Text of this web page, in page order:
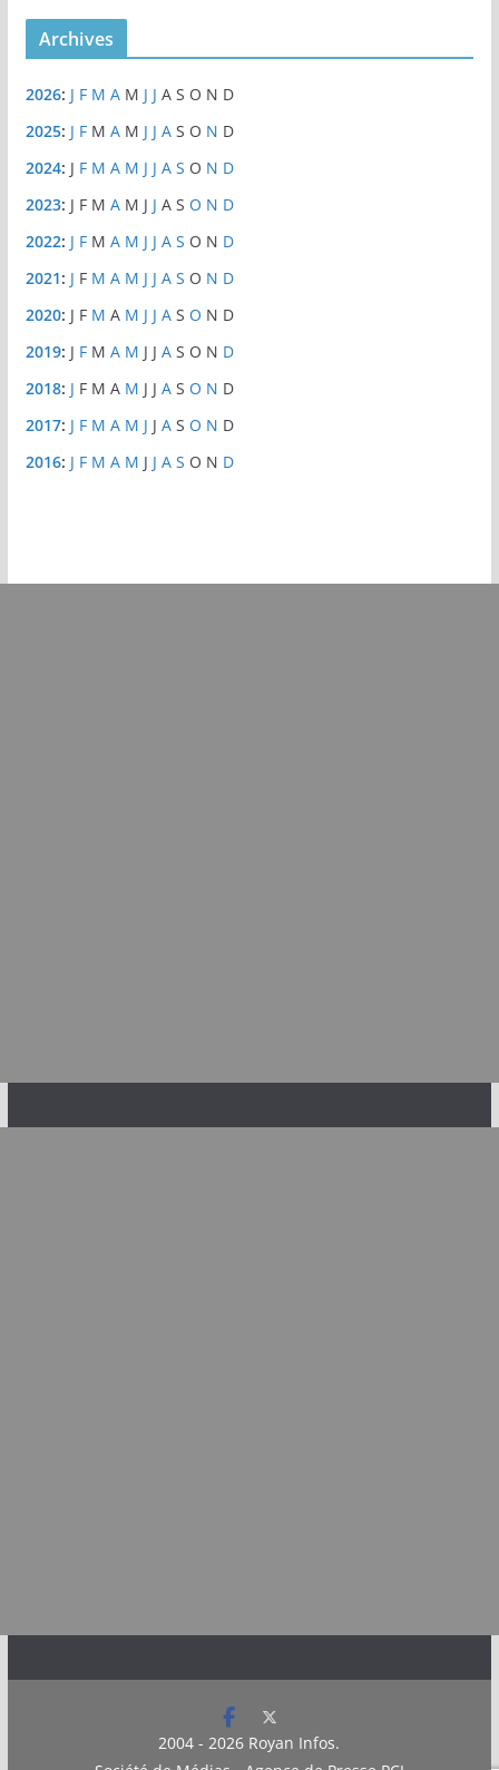
Archives
2026: J F M A M J J A S O N D
2025: J F M A M J J A S O N D
2024: J F M A M J J A S O N D
2023: J F M A M J J A S O N D
2022: J F M A M J J A S O N D
2021: J F M A M J J A S O N D
2020: J F M A M J J A S O N D
2019: J F M A M J J A S O N D
2018: J F M A M J J A S O N D
2017: J F M A M J J A S O N D
2016: J F M A M J J A S O N D
2004 - 2026 Royan Infos.